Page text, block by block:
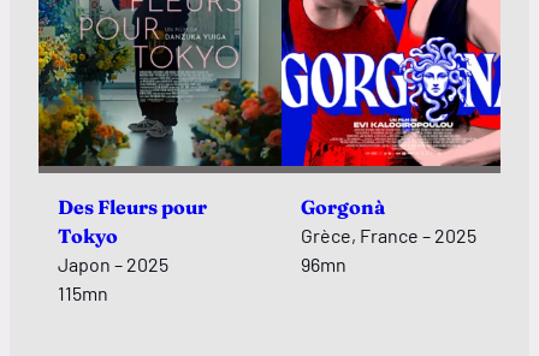
Des Fleurs pour
Tokyo
Japon – 2025
115mn
Gorgonà
Grèce, France – 2025
96mn